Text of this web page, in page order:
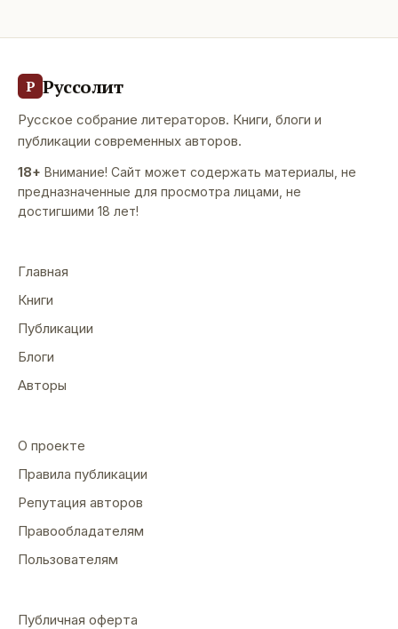
Р Руссолит
Русское собрание литераторов. Книги, блоги и
публикации современных авторов.
18+ Внимание! Сайт может содержать материалы, не
предназначенные для просмотра лицами, не
достигшими 18 лет!
Главная
Книги
Публикации
Блоги
Авторы
О проекте
Правила публикации
Репутация авторов
Правообладателям
Пользователям
Публичная оферта